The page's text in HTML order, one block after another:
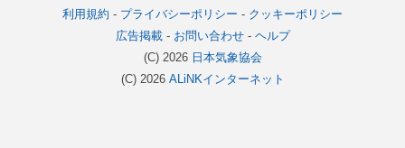
利用規約 - プライバシーポリシー - クッキーポリシー
広告掲載- お問い合わせ- ヘルプ
(C) 2026 日本気象協会
(C) 2026 ALiNKインターネット